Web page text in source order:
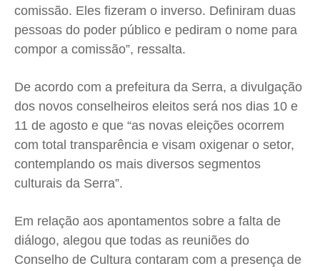
comissão. Eles fizeram o inverso. Definiram duas
pessoas do poder público e pediram o nome para
compor a comissão”, ressalta.
De acordo com a prefeitura da Serra, a divulgação
dos novos conselheiros eleitos será nos dias 10 e
11 de agosto e que “as novas eleições ocorrem
com total transparência e visam oxigenar o setor,
contemplando os mais diversos segmentos
culturais da Serra”.
Em relação aos apontamentos sobre a falta de
diálogo, alegou que todas as reuniões do
Conselho de Cultura contaram com a presença de